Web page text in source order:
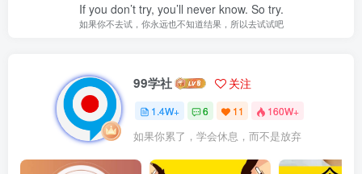
If you don’t try, you’ll never know. So try.
如果你不去试，你永远也不知道结果，所以去试试吧
99学社 关注
1.4W+ 6 11 160W+
如果你累了，学会休息，而不是放弃